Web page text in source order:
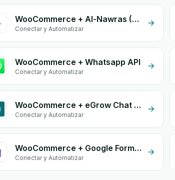
WooCommerce + Al-Nawras (Nawris)
Conectar y Automatizar
WooCommerce + Whatsapp API
Conectar y Automatizar
WooCommerce + eGrow Chat Widget
Conectar y Automatizar
WooCommerce + Google Form Integration
Conectar y Automatizar